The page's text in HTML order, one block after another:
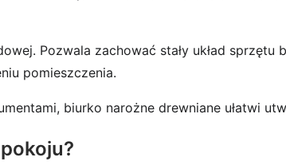
Pozwala zachować stały układ sprzętu
pomieszczenia.
biurko narożne drewniane ułatwi